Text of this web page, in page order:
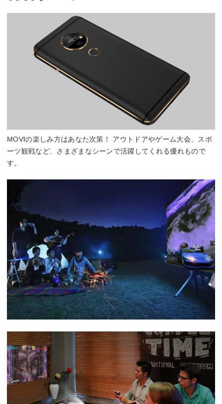
MOVIの楽しみ方はあなた次第！ アウトドアやゲーム大会、スポ
ーツ観戦など、さまざまなシーンで活躍してくれる優れもので
す。